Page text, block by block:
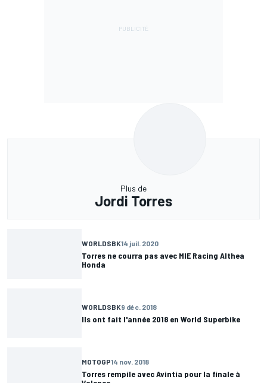
Plus de
Jordi Torres
WORLDSBK14 juil. 2020
Torres ne courra pas avec MIE Racing Althea
Honda
WORLDSBK9 déc. 2018
Ils ont fait l'année 2018 en World Superbike
MOTOGP14 nov. 2018
Torres rempile avec Avintia pour la finale à